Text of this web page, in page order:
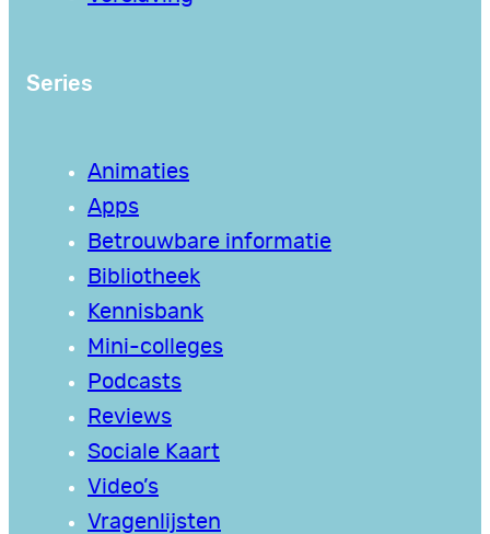
Series
Animaties
Apps
Betrouwbare informatie
Bibliotheek
Kennisbank
Mini-colleges
Podcasts
Reviews
Sociale Kaart
Video’s
Vragenlijsten